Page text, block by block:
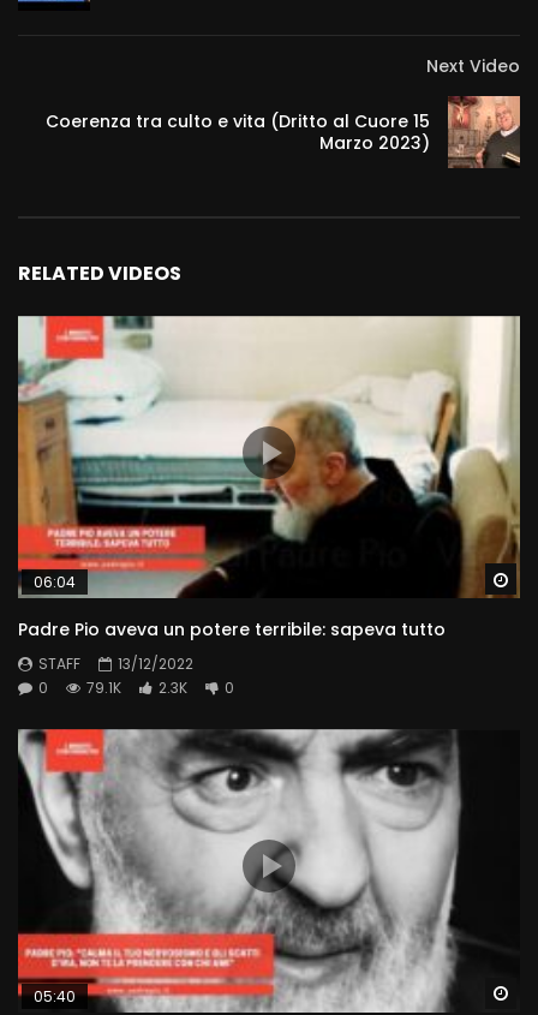
Next Video
Coerenza tra culto e vita (Dritto al Cuore 15
Marzo 2023)
RELATED VIDEOS
06:04
Padre Pio aveva un potere terribile: sapeva tutto
STAFF
13/12/2022
0
79.1K 2.3K 0
05:40